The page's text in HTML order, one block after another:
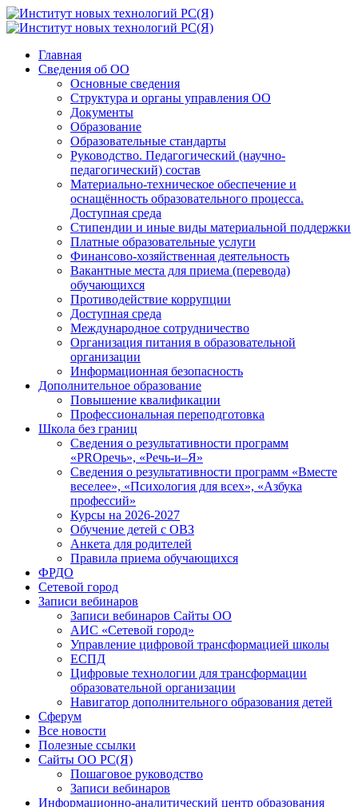
Главная
Сведения об ОО
Основные сведения
Структура и органы управления ОО
Документы
Образование
Образовательные стандарты
Руководство. Педагогический (научно-
педагогический) состав
Материально-техническое обеспечение и
оснащённость образовательного процесса.
Доступная среда
Стипендии и иные виды материальной поддержки
Платные образовательные услуги
Финансово-хозяйственная деятельность
Вакантные места для приема (перевода)
обучающихся
Противодействие коррупции
Доступная среда
Международное сотрудничество
Организация питания в образовательной
организации
Информационная безопасность
Дополнительное образование
Повышение квалификации
Профессиональная переподготовка
Школа без границ
Сведения о результативности программ
«PROречь», «Речь-и–Я»
Сведения о результативности программ «Вместе
веселее», «Психология для всех», «Азбука
профессий»
Курсы на 2026-2027
Обучение детей с ОВЗ
Анкета для родителей
Правила приема обучающихся
ФРДО
Сетевой город
Записи вебинаров
Записи вебинаров Сайты ОО
АИС «Сетевой город»
Управление цифровой трансформацией школы
ЕСПД
Цифровые технологии для трансформации
образовательной организации
Навигатор дополнительного образования детей
Сферум
Все новости
Полезные ссылки
Сайты ОО РС(Я)
Пошаговое руководство
Записи вебинаров
Информационно-аналитический центр образования